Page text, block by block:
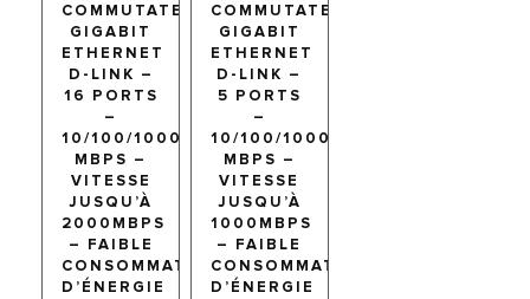
COMMUTATEUR
GIGABIT
ETHERNET
D-LINK –
16 PORTS
–
10/100/1000
MBPS –
VITESSE
JUSQU’À
2000MBPS
– FAIBLE
CONSOMMATION
D’ÉNERGIE
COMMUTATEUR
GIGABIT
ETHERNET
D-LINK –
5 PORTS
–
10/100/1000
MBPS –
VITESSE
JUSQU’À
1000MBPS
– FAIBLE
CONSOMMATION
D’ÉNERGIE